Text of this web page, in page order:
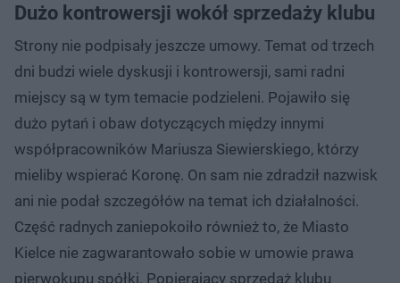
Dużo kontrowersji wokół sprzedaży klubu
Strony nie podpisały jeszcze umowy. Temat od trzech
dni budzi wiele dyskusji i kontrowersji, sami radni
miejscy są w tym temacie podzieleni. Pojawiło się
dużo pytań i obaw dotyczących między innymi
współpracowników Mariusza Siewierskiego, którzy
mieliby wspierać Koronę. On sam nie zdradził nazwisk
ani nie podał szczegółów na temat ich działalności.
Część radnych zaniepokoiło również to, że Miasto
Kielce nie zagwarantowało sobie w umowie prawa
pierwokupu spółki. Popierający sprzedaż klubu